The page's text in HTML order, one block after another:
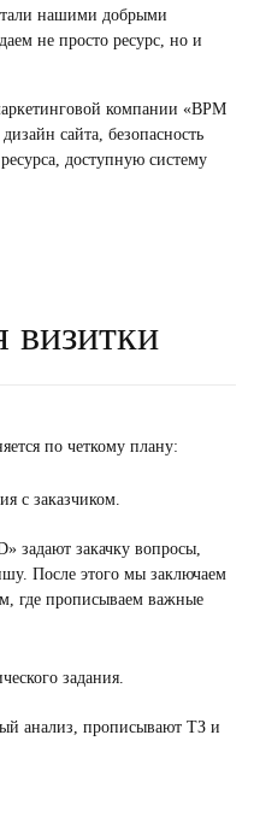
нашими добрыми
не просто ресурс, но и
компании «BPM
сайта, безопасность
доступную систему
визитки
по четкому плану:
с заказчиком.
задают закачку вопросы,
После этого мы заключаем
где прописываем важные
задания.
анализ, прописывают ТЗ и